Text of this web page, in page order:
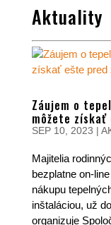
Aktuality
Záujem o
môžete získať
SEP 10, 2023 |
Majitelia
bezplatne on-
nákupu
inštaláciou, už
organizuje